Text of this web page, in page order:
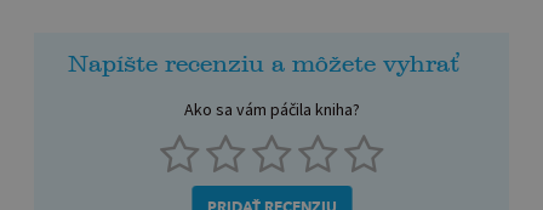
Napíšte recenziu a môžete vyhrať
Ako sa vám páčila kniha?